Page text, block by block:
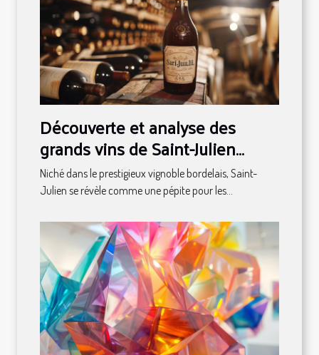
Découverte et analyse des
grands vins de Saint-Julien
classés en 1855
Niché dans le prestigieux vignoble bordelais, Saint-
Julien se révèle comme une pépite pour les...